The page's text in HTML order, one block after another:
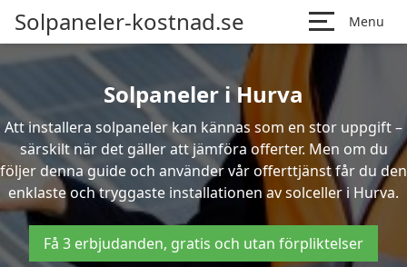
Solpaneler-kostnad.se Menu
Solpaneler i Hurva
Att installera solpaneler kan kännas som en stor uppgift –
särskilt när det gäller att jämföra offerter. Men om du
följer denna guide och använder vår offerttjänst får du den
enklaste och tryggaste installationen av solceller i Hurva.
Få 3 erbjudanden, gratis och utan förpliktelser